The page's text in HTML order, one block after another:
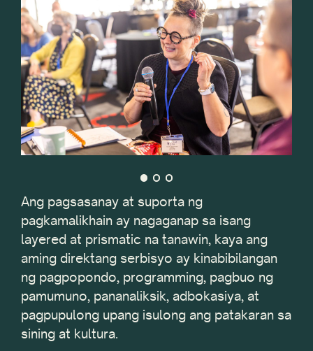
Ang pagsasanay at suporta ng
pagkamalikhain ay nagaganap sa isang
layered at prismatic na tanawin, kaya ang
aming direktang serbisyo ay kinabibilangan
ng pagpopondo, programming, pagbuo ng
pamumuno, pananaliksik, adbokasiya, at
pagpupulong upang isulong ang patakaran sa
sining at kultura.